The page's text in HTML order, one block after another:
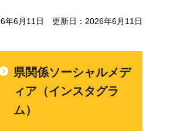
年6月11日 更新日：2026年6月11日
県関係ソーシャルメデ
ィア（インスタグラ
ム）